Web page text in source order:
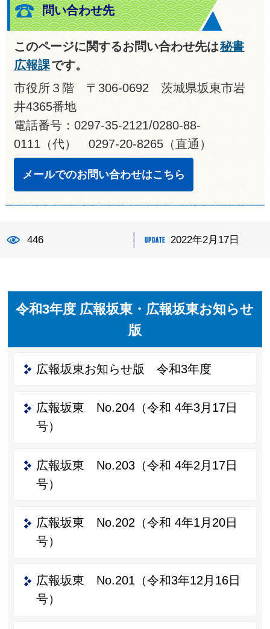
問い合わせ先
このページに関するお問い合わせ先は秘書
広報課です。
市役所３階 〒306-0692 茨城県坂東市岩
井4365番地
電話番号：0297-35-2121/0280-88-
0111（代） 0297-20-8265（直通）
メールでのお問い合わせはこちら
446 2022年2月17日
令和3年度 広報坂東・広報坂東お知らせ
版
広報坂東お知らせ版 令和3年度
広報坂東 No.204（令和 4年3月17日
号）
広報坂東 No.203（令和 4年2月17日
号）
広報坂東 No.202（令和 4年1月20日
号）
広報坂東 No.201（令和3年12月16日
号）